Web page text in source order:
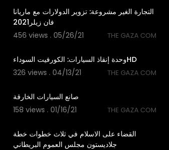
⁣التجارة الغير مشروعة: تزوير الدولارات مع ماريانا
فان زيلر2021
456 views . 05/26/21
THE GAZA COM
وحدة إنقاذ السيارات: الكورفيت السوداءHD
326 views . 04/13/21
THE GAZA COM
⁣⁣صانع السيارات الخارقة
158 views . 01/16/21
THE GAZA COM
⁣القضاء على الاسلام في ثلاث خطوات خطة
جلاديستون مجلس العموم البريطاني